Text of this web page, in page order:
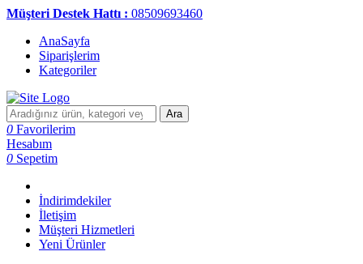
Müşteri Destek Hattı : 08509693460
AnaSayfa
Siparişlerim
Kategoriler
Ara
0 Favorilerim
Hesabım
0 Sepetim
İndirimdekiler
İletişim
Müşteri Hizmetleri
Yeni Ürünler